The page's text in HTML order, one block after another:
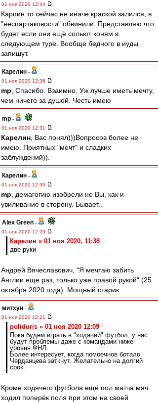
01 ноя 2020 12:44
Карпин то сейчас не иначе краской залился, в
"неспартаковости" обвинили. Представляю что
будет если они ещё сольют коням в
следующем туре. Вообще бедного в иуды
запишут.
Карелин -
01 ноя 2020 12:36
mp , Спасибо. Взаимно. Уж лучше иметь мечту,
чем ничего за душой. Честь имею
mp -
01 ноя 2020 12:31
Карелин , Вас понял)))Вопросов более не
имею. Приятных "мечт" и сладких
заблуждений)).
Карелин -
01 ноя 2020 12:30
mp , демагогию изобрели не Вы, как и
увиливание в сторону. Бывает..
Alex Green -
01 ноя 2020 12:23
Карелин » 01 ноя 2020, 11:38
две руки
Андрей Вячеславович, "Я мечтаю забить
Англии еще раз, только уже правой рукой" (25
октября 2020 года). Мощный старик.
митхун -
01 ноя 2020 12:21
poliduris » 01 ноя 2020 12:09
Пока будем играть в "ходячий" футбол, у нас
будут проблемы даже с командами ниже
уровня ФНЛ.
Более интересует, когда помоечное ботало
Черданцева заткнут. Желательно на долгий
срок.
Кроме ходячего футбола ещё пол матча мяч
ходил поперёк поля при этом на своей